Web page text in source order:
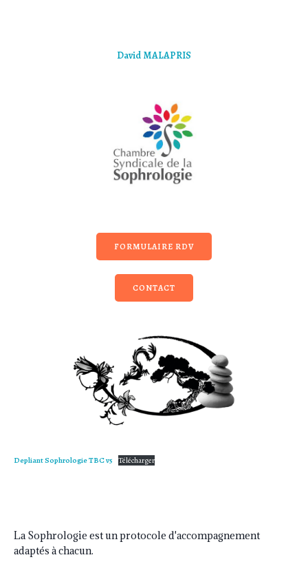
David MALAPRIS
FORMULAIRE RDV
CONTACT
Depliant Sophrologie TBC v5 Télécharger
La Sophrologie est un protocole d'accompagnement
adaptés à chacun.